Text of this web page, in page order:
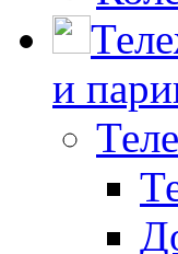
и